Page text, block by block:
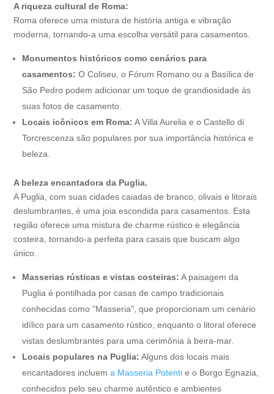
A riqueza cultural de Roma:
Roma oferece uma mistura de história antiga e vibração
moderna, tornando-a uma escolha versátil para casamentos.
Monumentos históricos como cenários para
casamentos: O Coliseu, o Fórum Romano ou a Basílica de
São Pedro podem adicionar um toque de grandiosidade às
suas fotos de casamento.
Locais icônicos em Roma: A Villa Aurelia e o Castello di
Torcrescenza são populares por sua importância histórica e
beleza.
A beleza encantadora da Puglia.
A Puglia, com suas cidades caiadas de branco, olivais e litorais
deslumbrantes, é uma joia escondida para casamentos. Esta
região oferece uma mistura de charme rústico e elegância
costeira, tornando-a perfeita para casais que buscam algo
único.
Masserias rústicas e vistas costeiras: A paisagem da
Puglia é pontilhada por casas de campo tradicionais
conhecidas como "Masseria", que proporcionam um cenário
idílico para um casamento rústico, enquanto o litoral oferece
vistas deslumbrantes para uma cerimônia à beira-mar.
Locais populares na Puglia: Alguns dos locais mais
encantadores incluema Masseria Potenti e o Borgo Egnazia,
conhecidos pelo seu charme autêntico e ambientes